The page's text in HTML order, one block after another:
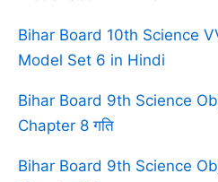
Bihar Board 10th Science
Model Set 6 in Hindi
Bihar Board 9th Science
Chapter 8 गति
Bihar Board 9th Science